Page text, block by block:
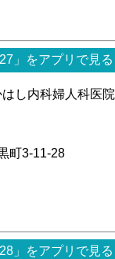
27」をアプリで見る
し内科婦人科医院
町3-11-28
28」をアプリで見る